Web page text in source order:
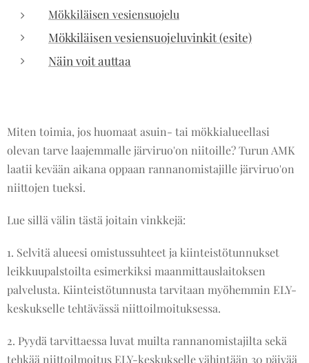
Mökkiläisen vesiensuojelu
Mökkiläisen vesiensuojeluvinkit (esite)
Näin voit auttaa
Miten toimia, jos huomaat asuin- tai mökkialueellasi
olevan tarve laajemmalle järviruo'on niitoille? Turun AMK
laatii kevään aikana oppaan rannanomistajille järviruo'on
niittojen tueksi.
Lue sillä välin tästä joitain vinkkejä:
1. Selvitä alueesi omistussuhteet ja kiinteistötunnukset
leikkuupalstoilta esimerkiksi maanmittauslaitoksen
palvelusta. Kiinteistötunnusta tarvitaan myöhemmin ELY-
keskukselle tehtävässä niittoilmoituksessa.
2. Pyydä tarvittaessa luvat muilta rannanomistajilta sekä
tehkää niittoilmoitus ELY-keskukselle vähintään 30 päivää